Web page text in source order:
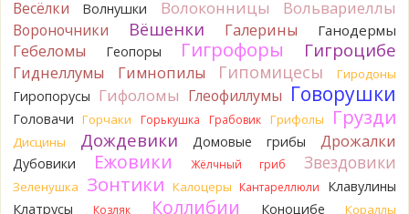
1 день назад
BorisM Сдаётся мне, на земле и в руке - разные грибы.
1 день назад
Кирилл
Вони не было, но вода и гриб при варке
начали желтеть. Выкинул. Большое спасибо.
1 день назад
Кирилл Спасибо.
1 день назад
Tatiana_A
Да. Но они не все безоговорочно
Весёлки Волнушки Волоконницы Вольвариеллы
Вороночники Вёшенки Галерины Ганодермы
Гебеломы Геопоры Гигрофоры Гигроцибе
Гиднеллумы Гимнопилы Гипомицесы Гиродоны
Гиропорусы Гифоломы Глеофиллумы Говорушки
Головачи Горчаки Горькушка Грабовик Грифолы Грузди
Дисцины Дождевики Домовые грибы Дрожалки
Дубовики Ежовики Жёлчный гриб Звездовики
Зеленушка Зонтики Калоцеры Кантареллюли
Клавулины
Клатрусы
Козляк Коллибии Коноцибе Кораллы